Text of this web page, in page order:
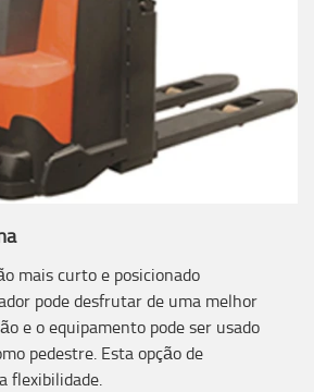
mais curto e posicionado
pode desfrutar de uma melhor
e o equipamento pode ser usado
pedestre. Esta opção de
flexibilidade.